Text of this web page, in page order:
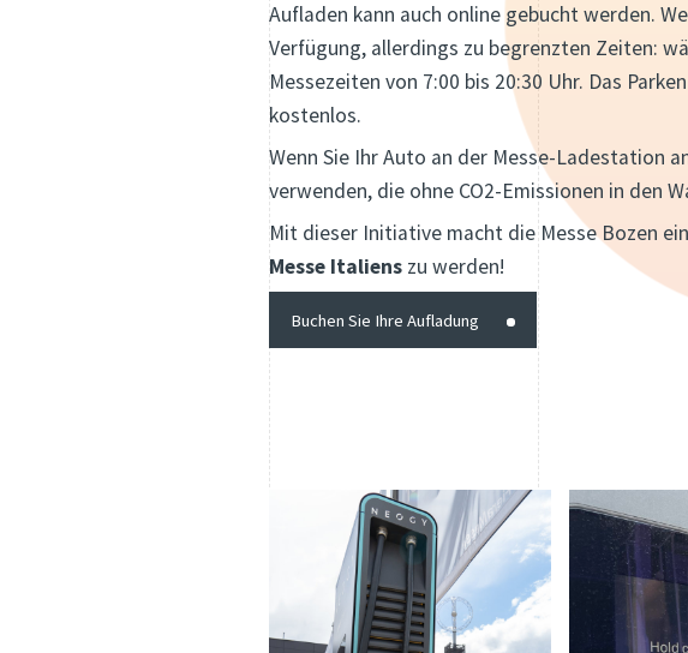
Aufladen kann auch online gebucht werden.
Verfügung, allerdings zu begrenzten Zeiten:
Messezeiten von 7:00 bis 20:30 Uhr. Das
kostenlos.
Wenn Sie Ihr Auto an der Messe-Ladestation
verwenden, die ohne CO2-Emissionen in den
Mit dieser Initiative macht die Messe Bozen
Messe Italiens zu werden!
Buchen Sie Ihre Aufladung